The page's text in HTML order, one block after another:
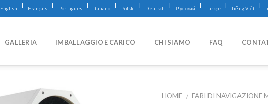
English | Français | Português | Italiano | Polski | Deutsch | Русский | Türkçe | Tiếng Việt |
GALLERIA IMBALLAGGIO E CARICO CHI SIAMO FAQ
HOME / FARI DI NAVIGAZIONE